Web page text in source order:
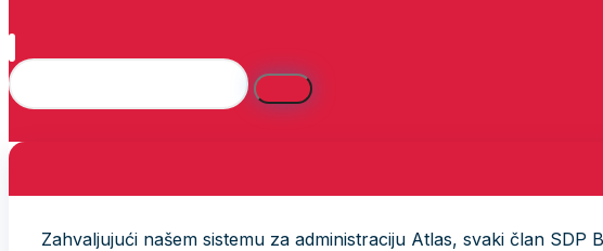
Zahvaljujući našem sistemu za administraciju Atlas, svaki član SDP